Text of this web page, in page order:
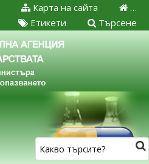
…
Карта на сайта
Търсене
Етикети